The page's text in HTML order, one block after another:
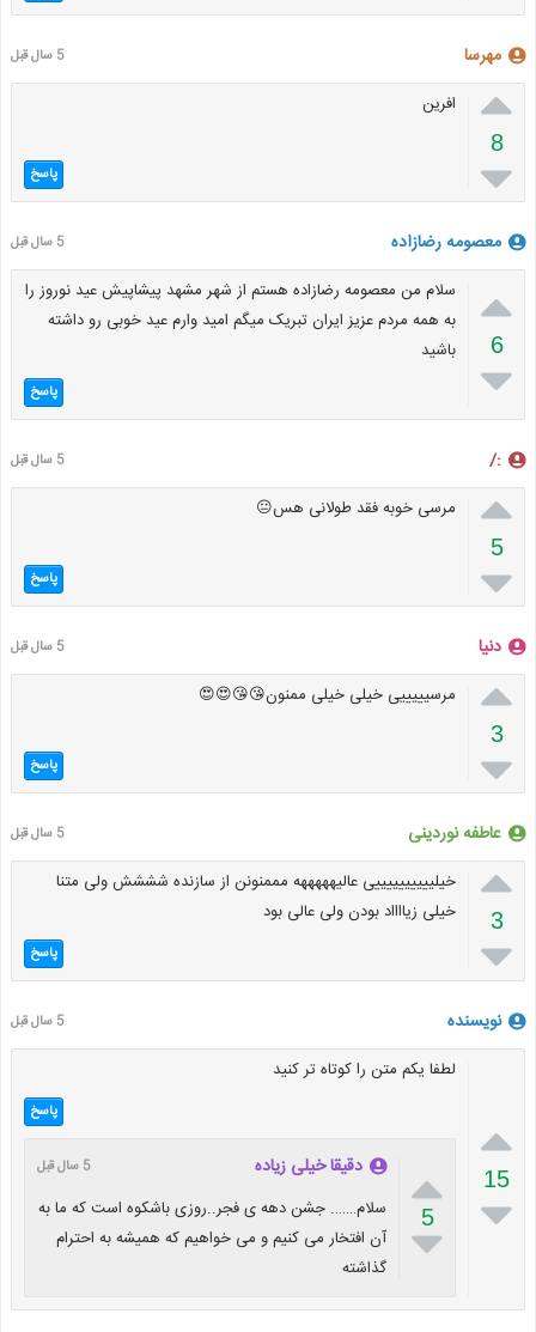
مهرسا 5 سال قبل

8

افرین
پاسخ
معصومه رضازاده 5 سال قبل

6

سلام من معصومه رضازاده هستم از شهر مشهد پیشاپیش عید نوروز را
به همه مردم عزیز ایران تبریک میگم امید وارم عید خوبی رو داشته
باشید
پاسخ
:/ 5 سال قبل

5

مرسی خوبه فقد طولانی هس😐
پاسخ
دنیا 5 سال قبل

3

مرسیییییی خیلی خیلی ممنون😘😘😍😍
پاسخ
عاطفه نوردینی 5 سال قبل

3

خیلییییییییییی عالیهههههه مممنونن از سازنده شششش ولی متنا
خیلی زیااااد بودن ولی عالی بود
پاسخ
نویسنده 5 سال قبل

15

لطفا یکم متن را کوتاه تر کنید
پاسخ

5

دقیقا خیلی زیاده 5 سال قبل
سلام……. جشن دهه ی فجر..روزی باشکوه است که ما به
آن افتخار می کنیم و می خواهیم که همیشه به احترام
گذاشته